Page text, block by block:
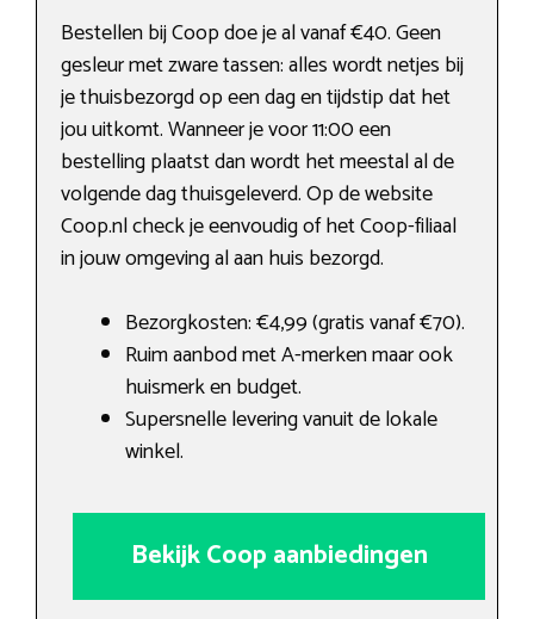
Bestellen bij Coop doe je al vanaf €40. Geen
gesleur met zware tassen: alles wordt netjes bij
je thuisbezorgd op een dag en tijdstip dat het
jou uitkomt. Wanneer je voor 11:00 een
bestelling plaatst dan wordt het meestal al de
volgende dag thuisgeleverd. Op de website
Coop.nl check je eenvoudig of het Coop-filiaal
in jouw omgeving al aan huis bezorgd.
Bezorgkosten: €4,99 (gratis vanaf €70).
Ruim aanbod met A-merken maar ook
huismerk en budget.
Supersnelle levering vanuit de lokale
winkel.
Bekijk Coop aanbiedingen